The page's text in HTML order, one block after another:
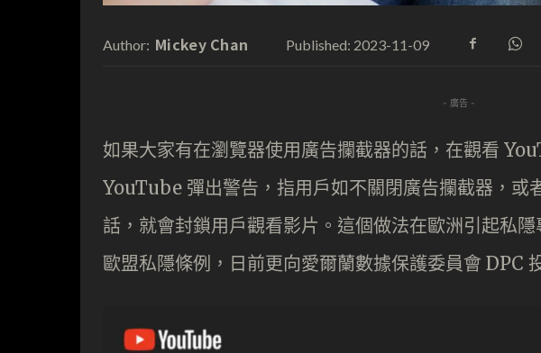
Author: Mickey Chan Published: 2023-11-09
- 廣告 -
如果大家有在瀏覽器使用廣告攔截器的話，在觀看
YouTube 彈出警告，指用戶如不關閉廣告攔截器，
話，就會封鎖用戶觀看影片。這個做法在歐洲引起私
歐盟私隱條例，日前更向愛爾蘭數據保護委員會 DPC